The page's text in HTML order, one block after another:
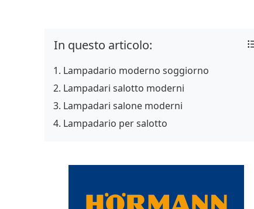
In questo articolo:
Lampadario moderno soggiorno
Lampadari salotto moderni
Lampadari salone moderni
Lampadario per salotto